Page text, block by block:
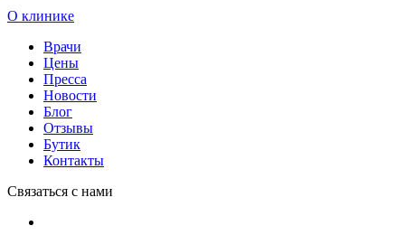
О клинике
Врачи
Цены
Пресса
Новости
Блог
Отзывы
Бутик
Контакты
Связаться с нами